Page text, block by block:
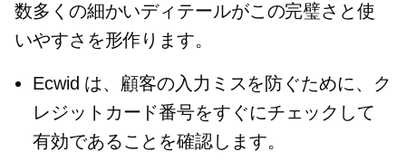
数多くの細かいディテールがこの完璧さと使
いやすさを形作ります。
Ecwid は、顧客の入力ミスを防ぐために、ク
レジットカード番号をすぐにチェックして
有効であることを確認します。